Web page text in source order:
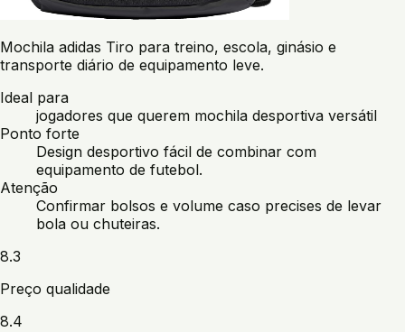
Mochila adidas Tiro para treino, escola, ginásio e
transporte diário de equipamento leve.
Ideal para
jogadores que querem mochila desportiva versátil
Ponto forte
Design desportivo fácil de combinar com
equipamento de futebol.
Atenção
Confirmar bolsos e volume caso precises de levar
bola ou chuteiras.
8.3
Preço qualidade
8.4